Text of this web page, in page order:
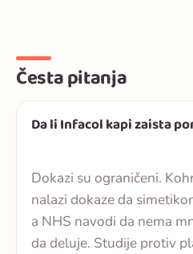
Česta pitanja
Da li Infacol kapi zaista
Dokazi su ograničeni.
nalazi dokaze da
a NHS navodi da nema
da deluje. Studije protiv